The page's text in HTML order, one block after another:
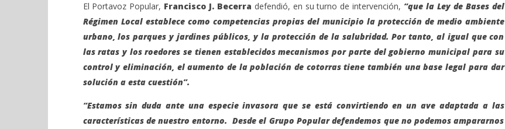
El Portavoz Popular, Francisco J. Becerra defendió, en su turno de intervención, “que la Ley de Bases del
Régimen Local establece como competencias propias del municipio la protección de medio ambiente
urbano, los parques y jardines públicos, y la protección de la salubridad. Por tanto, al igual que con
las ratas y los roedores se tienen establecidos mecanismos por parte del gobierno municipal para su
control y eliminación, el aumento de la población de cotorras tiene también una base legal para dar
solución a esta cuestión”.
“Estamos sin duda ante una especie invasora que se está convirtiendo en un ave adaptada a las
características de nuestro entorno. Desde el Grupo Popular defendemos que no podemos ampararnos